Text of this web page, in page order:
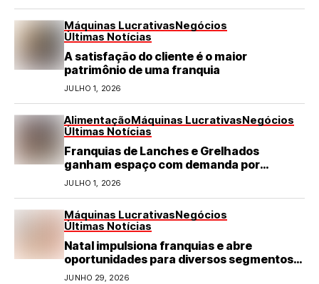
Máquinas LucrativasNegócios
Últimas Notícias
A satisfação do cliente é o maior
patrimônio de uma franquia
JULHO 1, 2026
AlimentaçãoMáquinas LucrativasNegócios
Últimas Notícias
Franquias de Lanches e Grelhados
ganham espaço com demanda por
refeições rápidas e de qualidade
JULHO 1, 2026
Máquinas LucrativasNegócios
Últimas Notícias
Natal impulsiona franquias e abre
oportunidades para diversos segmentos
do varejo
JUNHO 29, 2026